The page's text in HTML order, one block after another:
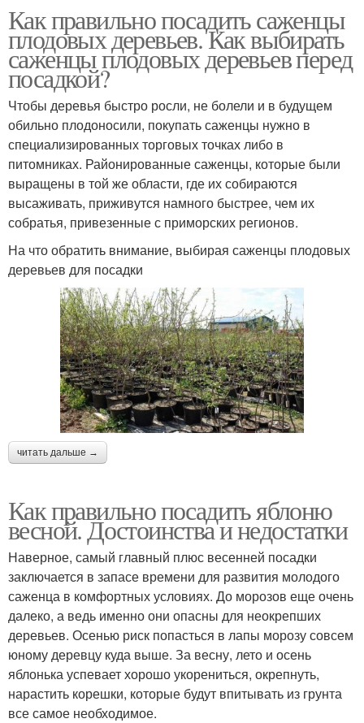
Как правильно посадить саженцы
плодовых деревьев. Как выбирать
саженцы плодовых деревьев перед
посадкой?
Чтобы деревья быстро росли, не болели и в будущем
обильно плодоносили, покупать саженцы нужно в
специализированных торговых точках либо в
питомниках. Районированные саженцы, которые были
выращены в той же области, где их собираются
высаживать, приживутся намного быстрее, чем их
собратья, привезенные с приморских регионов.
На что обратить внимание, выбирая саженцы плодовых
деревьев для посадки
читать дальше →
Как правильно посадить яблоню
весной. Достоинства и недостатки
Наверное, самый главный плюс весенней посадки
заключается в запасе времени для развития молодого
саженца в комфортных условиях. До морозов еще очень
далеко, а ведь именно они опасны для неокрепших
деревьев. Осенью риск попасться в лапы морозу совсем
юному деревцу куда выше. За весну, лето и осень
яблонька успевает хорошо укорениться, окрепнуть,
нарастить корешки, которые будут впитывать из грунта
все самое необходимое.